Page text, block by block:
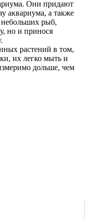
Они придают
аквариума, а также
рыб,
но и принося
растений в том,
их легко мыть и
дольше, чем